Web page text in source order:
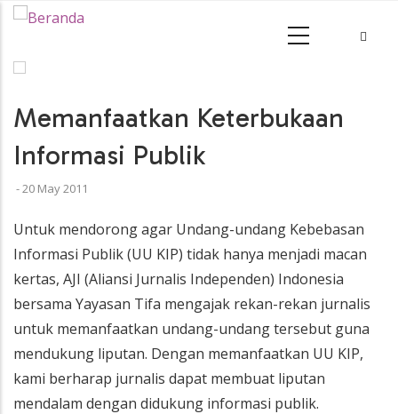
Memanfaatkan Keterbukaan
Informasi Publik
-20 May 2011
Untuk mendorong agar Undang-undang Kebebasan
Informasi Publik (UU KIP) tidak hanya menjadi macan
kertas, AJI (Aliansi Jurnalis Independen) Indonesia
bersama Yayasan Tifa mengajak rekan-rekan jurnalis
untuk memanfaatkan undang-undang tersebut guna
mendukung liputan. Dengan memanfaatkan UU KIP,
kami berharap jurnalis dapat membuat liputan
mendalam dengan didukung informasi publik.